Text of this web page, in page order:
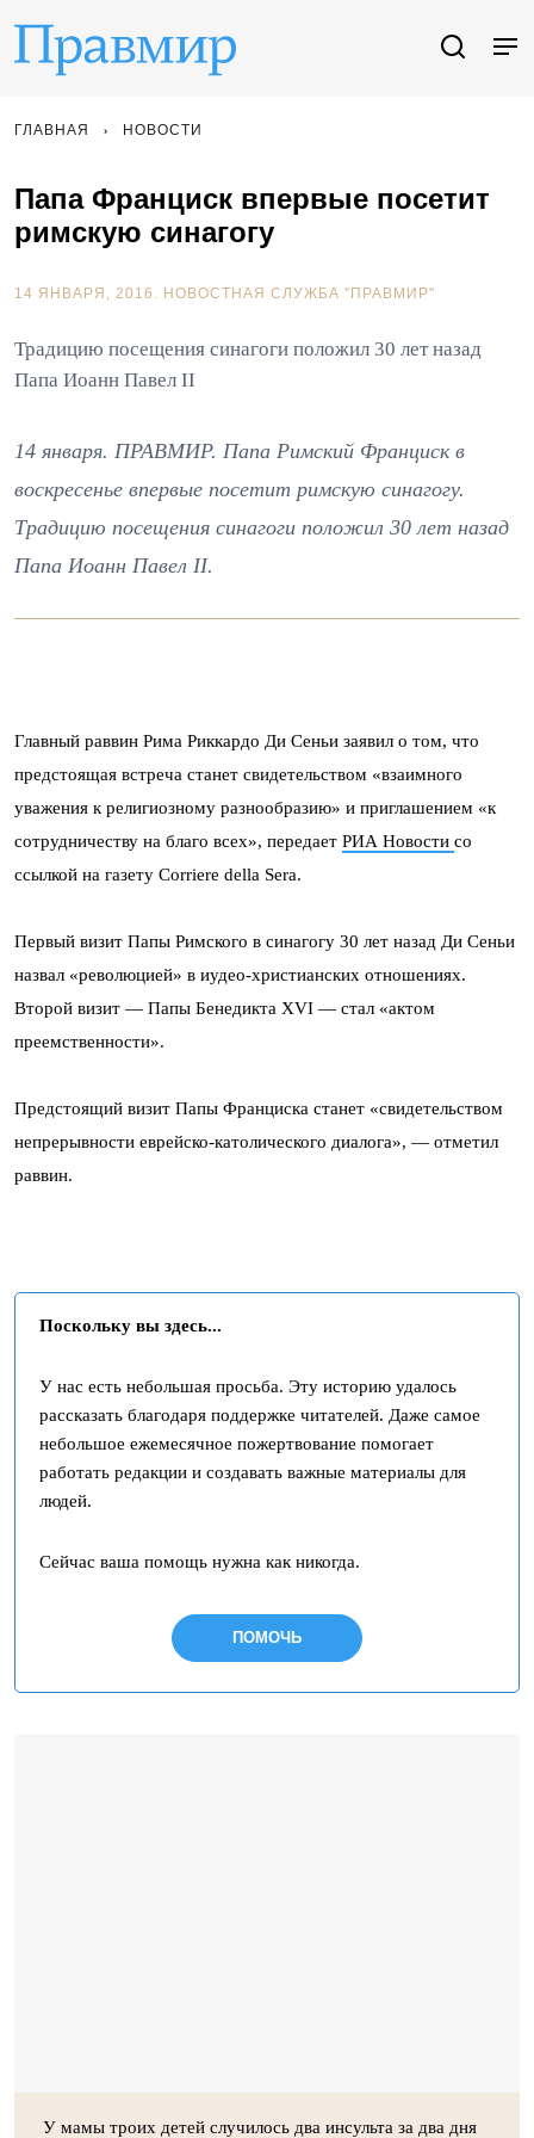
ГЛАВНАЯ НОВОСТИ
Папа Франциск впервые посетит
римскую синагогу
14 ЯНВАРЯ, 2016. НОВОСТНАЯ СЛУЖБА "ПРАВМИР"
Традицию посещения синагоги положил 30 лет назад
Папа Иоанн Павел II
14 января. ПРАВМИР. Папа Римский Франциск в
воскресенье впервые посетит римскую синагогу.
Традицию посещения синагоги положил 30 лет назад
Папа Иоанн Павел II.
Главный раввин Рима Риккардо Ди Сеньи заявил о том, что
предстоящая встреча станет свидетельством «взаимного
уважения к религиозному разнообразию» и приглашением «к
сотрудничеству на благо всех», передает РИА Новости со
ссылкой на газету Corriere della Sera.
Первый визит Папы Римского в синагогу 30 лет назад Ди Сеньи
назвал «революцией» в иудео-христианских отношениях.
Второй визит — Папы Бенедикта XVI — стал «актом
преемственности».
Предстоящий визит Папы Франциска станет «свидетельством
непрерывности еврейско-католического диалога», — отметил
раввин.
Поскольку вы здесь...
У нас есть небольшая просьба. Эту историю удалось
рассказать благодаря поддержке читателей. Даже самое
небольшое ежемесячное пожертвование помогает
работать редакции и создавать важные материалы для
людей.
Сейчас ваша помощь нужна как никогда.
ПОМОЧЬ
У мамы троих детей случилось два инсульта за два дня